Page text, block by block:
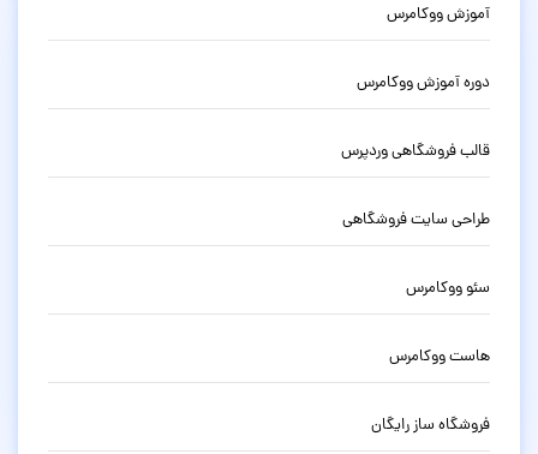
آموزش ووکامرس
دوره آموزش ووکامرس
قالب فروشگاهی وردپرس
طراحی سایت فروشگاهی
سئو ووکامرس
هاست ووکامرس
فروشگاه ساز رایگان